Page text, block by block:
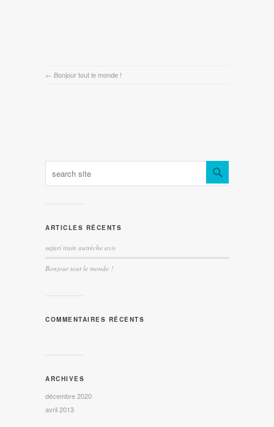
← Bonjour tout le monde !
ARTICLES RÉCENTS
safari train autrèche avis
Bonjour tout le monde !
COMMENTAIRES RÉCENTS
ARCHIVES
décembre 2020
avril 2013